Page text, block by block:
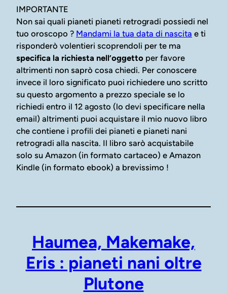
IMPORTANTE
Non sai quali pianeti pianeti retrogradi possiedi nel
tuo oroscopo ? Mandami la tua data di nascita e ti
risponderò volentieri scoprendoli per te ma
specifica la richiesta nell’oggetto per favore
altrimenti non saprò cosa chiedi. Per conoscere
invece il loro significato puoi richiedere uno scritto
su questo argomento a prezzo speciale se lo
richiedi entro il 12 agosto (lo devi specificare nella
email) altrimenti puoi acquistare il mio nuovo libro
che contiene i profili dei pianeti e pianeti nani
retrogradi alla nascita. Il libro sarò acquistabile
solo su Amazon (in formato cartaceo) e Amazon
Kindle (in formato ebook) a brevissimo !
Haumea, Makemake,
Eris : pianeti nani oltre
Plutone